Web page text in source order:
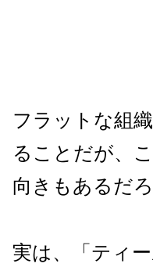
フラットな組
ることだが、
向きもあるだろ
実は、「ティ